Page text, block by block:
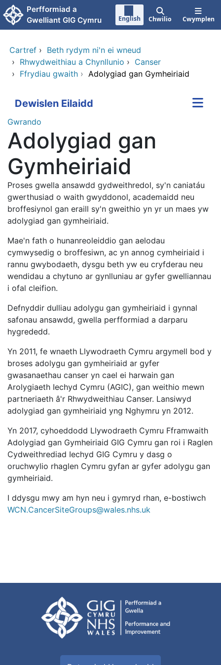
Neidio i'r prif gynnwy
Perfformiad a
Gwelliant GIG Cymru
English Chwilio Cwymplen
Cartref › Beth rydym ni'n ei wneud
› Rhwydweithiau a Chynllunio › Canser
› Ffrydiau gwaith › Adolygiad gan Gymheiriaid
Dewislen Eilaidd
Gwrando
Adolygiad gan
Gymheiriaid
Proses gwella ansawdd gydweithredol, sy'n caniatáu
gwerthusiad o waith gwyddonol, academaidd neu
broffesiynol gan eraill sy'n gweithio yn yr un maes yw
adolygiad gan gymheiriaid.
Mae'n fath o hunanreoleiddio gan aelodau
cymwysedig o broffesiwn, ac yn annog cymheiriaid i
rannu gwybodaeth, dysgu beth yw eu cryfderau neu
wendidau a chytuno ar gynlluniau ar gyfer gwelliannau
i ofal cleifion.
Defnyddir dulliau adolygu gan gymheiriaid i gynnal
safonau ansawdd, gwella perfformiad a darparu
hygrededd.
Yn 2011, fe wnaeth Llywodraeth Cymru argymell bod y
broses adolygu gan gymheiriaid ar gyfer
gwasanaethau canser yn cael ei harwain gan
Arolygiaeth Iechyd Cymru (AGIC), gan weithio mewn
partneriaeth â'r Rhwydweithiau Canser. Lansiwyd
adolygiad gan gymheiriaid yng Nghymru yn 2012.
Yn 2017, cyhoeddodd Llywodraeth Cymru Fframwaith
Adolygiad gan Gymheiriaid GIG Cymru gan roi i Raglen
Cydweithrediad Iechyd GIG Cymru y dasg o
oruchwylio rhaglen Cymru gyfan ar gyfer adolygu gan
gymheiriaid.
I ddysgu mwy am hyn neu i gymryd rhan, e-bostiwch
WCN.CancerSiteGroups@wales.nhs.uk